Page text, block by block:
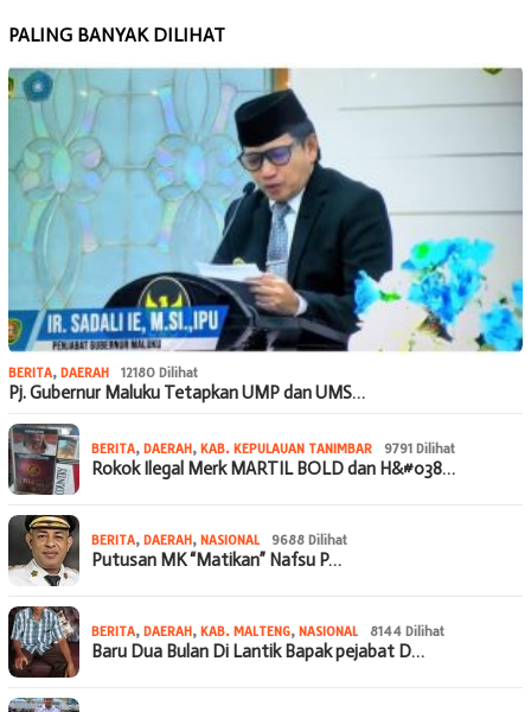
PALING BANYAK DILIHAT
BERITA, DAERAH 12180 Dilihat
Pj. Gubernur Maluku Tetapkan UMP dan UMS…
BERITA, DAERAH, KAB. KEPULAUAN TANIMBAR 9791 Dilihat
Rokok Ilegal Merk MARTIL BOLD dan H&#038…
BERITA, DAERAH, NASIONAL 9688 Dilihat
Putusan MK “Matikan” Nafsu P…
BERITA, DAERAH, KAB. MALTENG, NASIONAL 8144 Dilihat
Baru Dua Bulan Di Lantik Bapak pejabat D…